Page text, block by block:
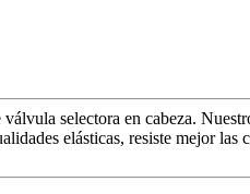
selectora en cabeza.
elásticas, resiste mejor las